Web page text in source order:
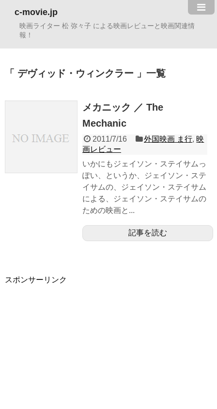
c-movie.jp
映画ライター 松 弥々子 による映画レビューと映画関連情
報！
デヴィッド・ウィンクラー 一覧
メカニック ／ The
Mechanic
2011/7/16 外国映画 ま行, 映
画レビュー
いかにもジェイソン・ステイサムっ
ぽい、というか、ジェイソン・ステ
イサムの、ジェイソン・ステイサム
による、ジェイソン・ステイサムの
ための映画と...
記事を読む
スポンサーリンク